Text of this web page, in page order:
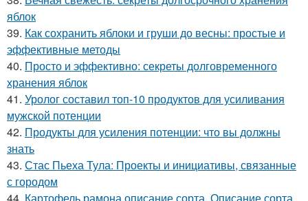
яблок
39. Как сохранить яблоки и груши до весны: простые и
эффективные методы
40. Просто и эффективно: секреты долговременного
хранения яблок
41. Уролог составил топ-10 продуктов для усиливания
мужской потенции
42. Продукты для усиления потенции: что вы должны
знать
43. Стас Пьеха Тула: Проекты и инициативы, связанные
с городом
44. Картофель рамона описание сорта. Описание сорта